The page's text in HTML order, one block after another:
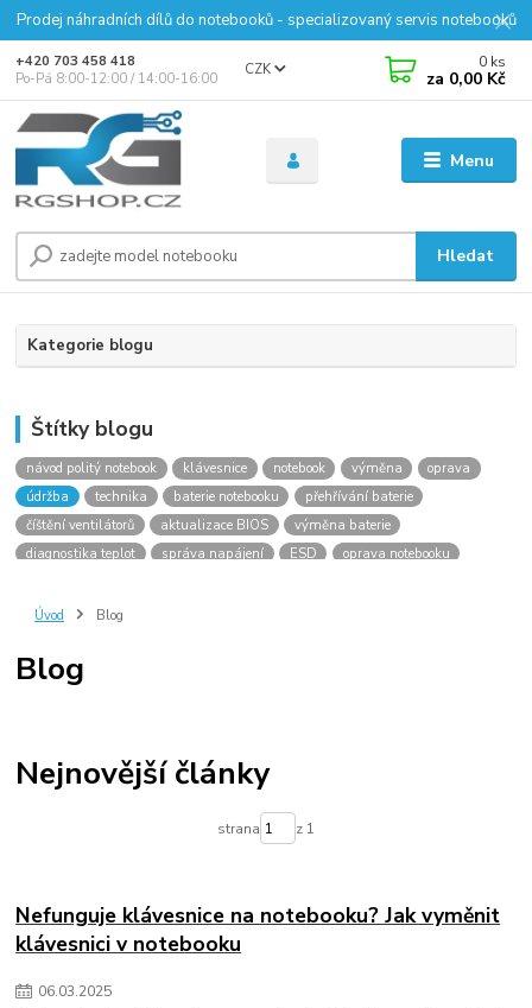
Prodej náhradních dílů do notebooků - specializovaný servis notebooků
Menu
CZK
Hledat
+420 703 458 418
Po-Pá 8:00-12:00 / 14:00-16:00
0 ks
za 0,00 Kč
Kategorie blogu
Štítky blogu
návod politý notebook klávesnice notebook výměna
oprava
údržba
technika baterie notebooku
přehřívání baterie
číštění ventilátorů
aktualizace BIOS
výměna baterie
diagnostika teplot
správa napájení ESD
oprava notebooku
uzemnění
bezpečná manipulace
Úvod Blog
Blog
Nejnovější články
strana z 1
Nefunguje klávesnice na notebooku? Jak vyměnit
klávesnici v notebooku
06.03.2025